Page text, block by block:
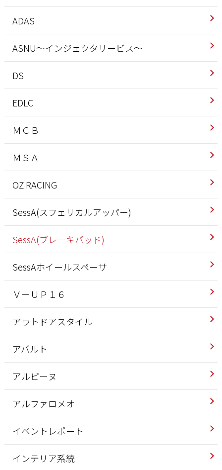
ADAS
ASNU～インジェクタサービス～
DS
EDLC
ＭＣＢ
ＭＳＡ
OZ RACING
SessA(スフェリカルアッパー)
SessA(ブレーキパッド)
SessAホイールスペーサ
Ｖ－ＵＰ１６
アウトドアスタイル
アバルト
アルピーヌ
アルファロメオ
イベントレポート
インテリア系統